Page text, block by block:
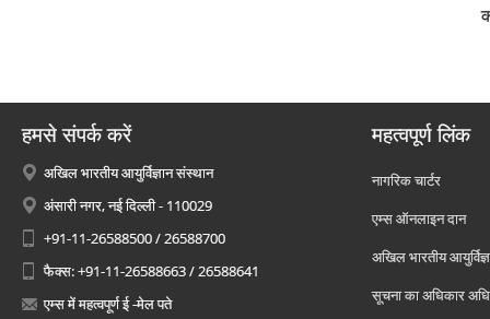
हमसे संपर्क करें
अखिल भारतीय आयुर्विज्ञान संस्थान
अंसारी नगर, नई दिल्ली - 110029
+91-11-26588500 / 26588700
फैक्स: +91-11-26588663 / 26588641
एम्स में महत्वपूर्ण ई -मेल पते
महत्वपूर्ण लिंक
नागरिक चार्टर
एम्स ऑनलाइन दान
अखिल भारतीय
सूचना का अधिकार